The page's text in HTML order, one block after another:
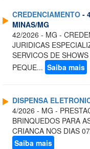
CREDENCIAMENTO -
MINAS/MG
42/2026 - MG -
JURIDICAS
SERVICOS DE
PEQUE... Saiba mais
DISPENSA
4/2026 - MG -
BRINQUEDOS PARA
CRIANCA NOS DIAS
Saiba mais